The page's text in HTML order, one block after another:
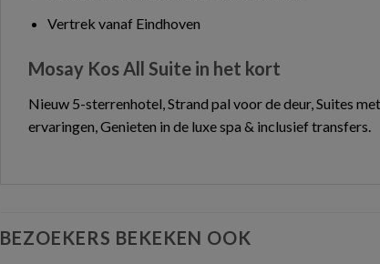
Vertrek vanaf Eindhoven
Mosay Kos All Suite in het kort
Nieuw 5-sterrenhotel, Strand pal voor de deur, Suites
ervaringen, Genieten in de luxe spa & inclusief transfers.
BEZOEKERS BEKEKEN OOK